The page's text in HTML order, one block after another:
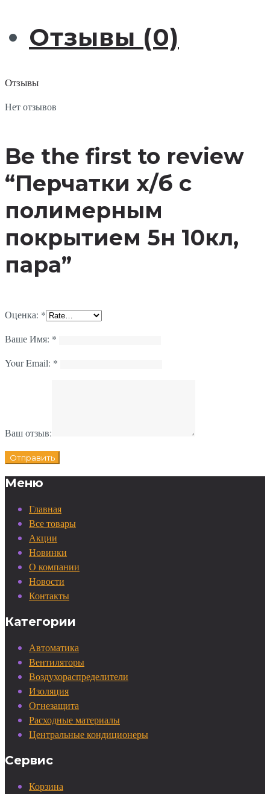
Отзывы (0)
Отзывы
Нет отзывов
Be the first to review
“Перчатки х/б с
полимерным
покрытием 5н 10кл,
пара”
Оценка: *
Ваше Имя: *
Your Email: *
Ваш отзыв:
Меню
Главная
Все товары
Акции
Новинки
О компании
Новости
Контакты
Категории
Автоматика
Вентиляторы
Воздухораспределители
Изоляция
Огнезащита
Расходные материалы
Центральные кондиционеры
Сервис
Корзина